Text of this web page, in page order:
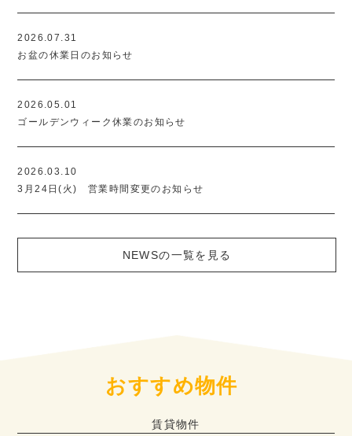
2026.07.31
お盆の休業日のお知らせ
2026.05.01
ゴールデンウィーク休業のお知らせ
2026.03.10
3月24日(火) 営業時間変更のお知らせ
NEWSの一覧を見る
おすすめ物件
賃貸物件